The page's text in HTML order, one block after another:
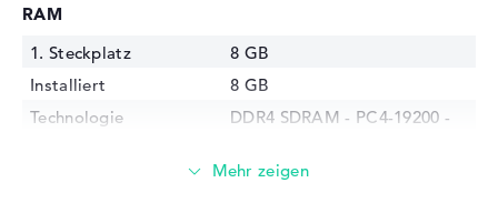
RAM
1. Steckplatz
8 GB
Installiert
8 GB
Technologie
DDR4 SDRAM - PC4-19200 -